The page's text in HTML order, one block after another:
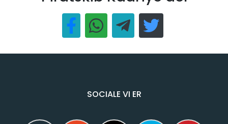
SOCIALE VI ER